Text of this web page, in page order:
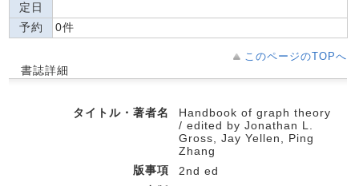
定日
予約
0件
このページのTOPへ
書誌詳細
タイトル・著者名
Handbook of graph theory
/ edited by Jonathan L.
Gross, Jay Yellen, Ping
Zhang
版事項
2nd ed